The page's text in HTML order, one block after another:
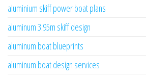
aluminium skiff power boat plans
aluminum 3.95m skiff design
aluminum boat blueprints
aluminum boat design services